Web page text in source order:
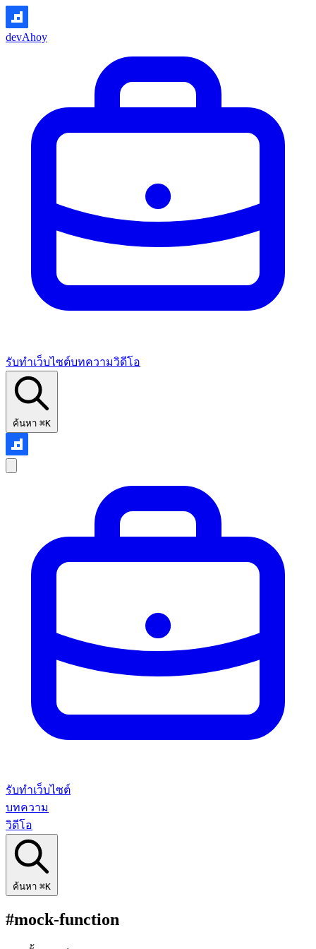
devAhoy
รับทำเว็บไซต์บทความวิดีโอ
ค้นหา ⌘K
รับทำเว็บไซต์
บทความ
วิดีโอ
ค้นหา ⌘K
#mock-function